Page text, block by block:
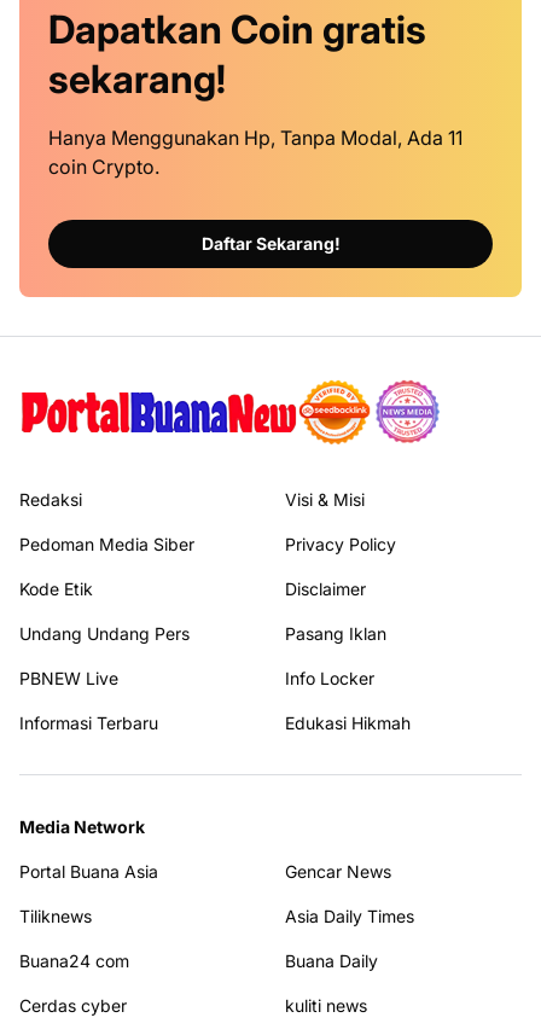
Dapatkan Coin gratis
sekarang!
Hanya Menggunakan Hp, Tanpa Modal, Ada 11
coin Crypto.
Daftar Sekarang!
Redaksi Visi & Misi
Pedoman Media Siber Privacy Policy
Kode Etik Disclaimer
Undang Undang Pers Pasang Iklan
PBNEW Live Info Locker
Informasi Terbaru Edukasi Hikmah
Media Network
Portal Buana Asia Gencar News
Tiliknews Asia Daily Times
Buana24 com Buana Daily
Cerdas cyber kuliti news